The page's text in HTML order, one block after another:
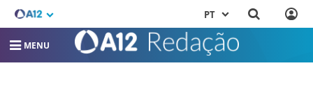
PT
MENU